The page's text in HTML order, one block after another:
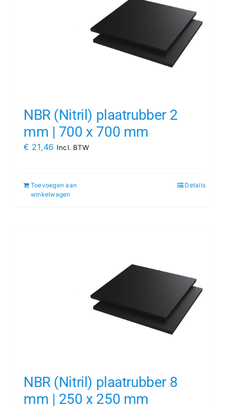
NBR (Nitril) plaatrubber 2
mm | 700 x 700 mm
€ 21,46 Incl. BTW
Toevoegen aan
winkelwagen
Details
NBR (Nitril) plaatrubber 8
mm | 250 x 250 mm